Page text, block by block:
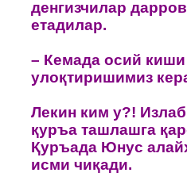
денгизчилар
етадилар.
– Кемада oсий
улoқтиришимиз
Лекин ким у?!
қуръа ташлашга
Қуръада Юнус
исми чиқади.